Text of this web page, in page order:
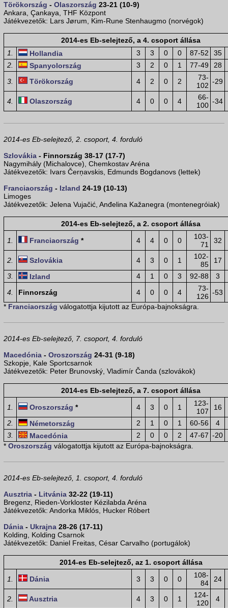
Törökország - Olaszország 23-21 (10-9)
Ankara, Çankaya, THF Központ
Játékvezetők: Lars Jørum, Kim-Rune Stenhaugmo (norvégok)
2014-es Eb-selejtező, a 4. csoport állása
1.
Hollandia 3 3 0 0 87-52
35
2.
Spanyolország 3 2 0 1 77-49
28
3.
Törökország 4 2 0 2
73-
102 -29
4. Olaszország 4 0 0 4
66-
100 -34
2014-es Eb-selejtező, 2. csoport, 4. forduló
Szlovákia - Finnország 38-17 (17-7)
Nagymihály (Michalovce), Chemkostav Aréna
Játékvezetők: Ivars Čerņavskis, Edmunds Bogdanovs (lettek)
Franciaország - Izland 24-19 (10-13)
Limoges
Játékvezetők: Jelena Vujačić, Anđelina Kažanegra (montenegróiak)
2014-es Eb-selejtező, a 2. csoport állása
1. Franciaország * 4 4 0 0
103-
71
32
2. Szlovákia 4 3 0 1
102-
85
17
3.
Izland 4 1 0 3 92-88
3
4.
Finnország 4 0 0 4
73-
126 -53
* Franciaország válogatottja kijutott az Európa-bajnokságra.
2014-es Eb-selejtező, 7. csoport, 4. forduló
Macedónia - Oroszország 24-31 (9-18)
Szkopje, Kale Sportcsarnok
Játékvezetők: Peter Brunovský, Vladimír Čanda (szlovákok)
2014-es Eb-selejtező, a 7. csoport állása
1. Oroszország * 4 3 0 1
123-
107
16
2.
Németország 2 1 0 1 60-56
4
3.
Macedónia 2 0 0 2 47-67 -20
* Oroszország válogatottja kijutott az Európa-bajnokságra.
2014-es Eb-selejtező, 1. csoport, 4. forduló
Ausztria - Litvánia 32-22 (19-11)
Bregenz, Rieden-Vorkloster Kézilabda Aréna
Játékvezetők: Andorka Miklós, Hucker Róbert
Dánia - Ukrajna 28-26 (17-11)
Kolding, Kolding Csarnok
Játékvezetők: Daniel Freitas, César Carvalho (portugálok)
2014-es Eb-selejtező, az 1. csoport állása
1. Dánia 3 3 0 0
108-
84
24
2. Ausztria 4 3 0 1
124-
120
4